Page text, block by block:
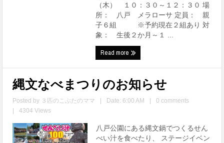
（木） １０：３０～１２：３０ 場
所： 八戸 メラローサ 定員： 親
子６組 ※予約現在２組あり 対
象： 生後２か月～１ ...
Read more
縄文なべまつりのお知らせ
Posted by ３匹のこぶたのママ Date: 6:00 AM
0 comments
4304 Views
八戸公園にある縄文鍋でつくるせん
べい汁を食べたり、 ステージイベン